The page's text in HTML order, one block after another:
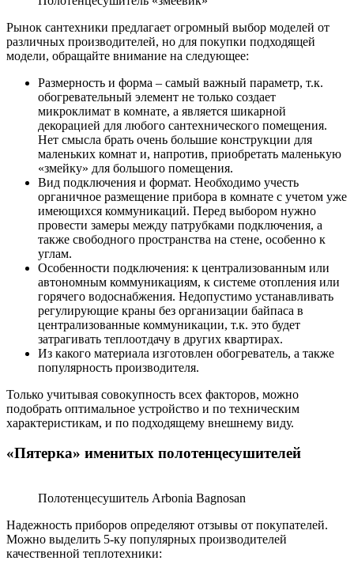
Рынок сантехники предлагает огромный выбор моделей от
различных производителей, но для покупки подходящей
модели, обращайте внимание на следующее:
Размерность и форма – самый важный параметр, т.к.
обогревательный элемент не только создает
микроклимат в комнате, а является шикарной
декорацией для любого сантехнического помещения.
Нет смысла брать очень большие конструкции для
маленьких комнат и, напротив, приобретать маленькую
«змейку» для большого помещения.
Вид подключения и формат. Необходимо учесть
органичное размещение прибора в комнате с учетом уже
имеющихся коммуникаций. Перед выбором нужно
провести замеры между патрубками подключения, а
также свободного пространства на стене, особенно к
углам.
Особенности подключения: к централизованным или
автономным коммуникациям, к системе отопления или
горячего водоснабжения. Недопустимо устанавливать
регулирующие краны без организации байпаса в
централизованные коммуникации, т.к. это будет
затрагивать теплоотдачу в других квартирах.
Из какого материала изготовлен обогреватель, а также
популярность производителя.
Только учитывая совокупность всех факторов, можно
подобрать оптимальное устройство и по техническим
характеристикам, и по подходящему внешнему виду.
«Пятерка» именитых полотенцесушителей
Полотенцесушитель Arbonia Bagnosan
Надежность приборов определяют отзывы от покупателей.
Можно выделить 5-ку популярных производителей
качественной теплотехники: